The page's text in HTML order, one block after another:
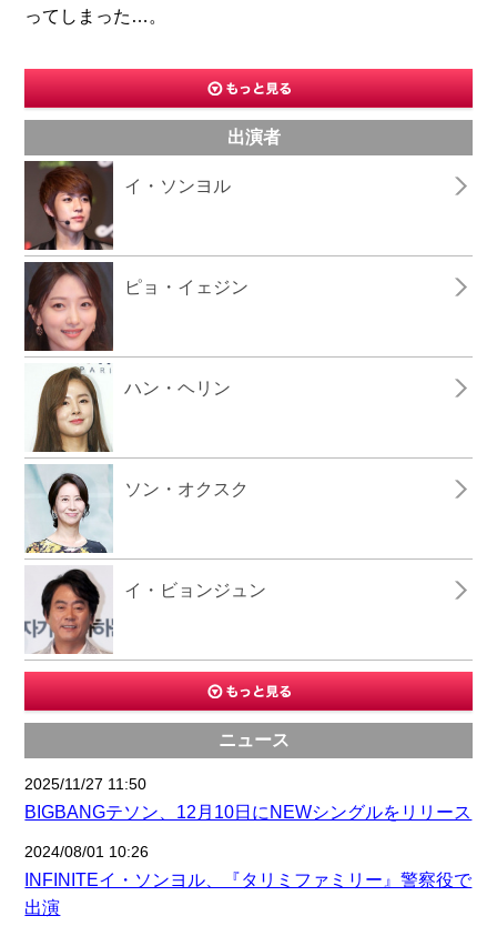
ってしまった…。
出演者
イ・ソンヨル
ピョ・イェジン
ハン・ヘリン
ソン・オクスク
イ・ビョンジュン
ニュース
2025/11/27 11:50
BIGBANGテソン、12月10日にNEWシングルをリリース
2024/08/01 10:26
INFINITEイ・ソンヨル、『タリミファミリー』警察役で
出演